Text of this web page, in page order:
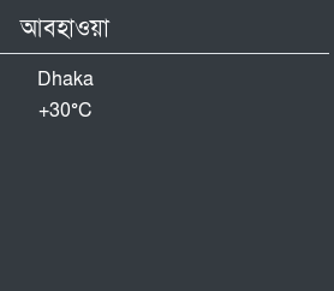
আবহাওয়া
Dhaka
+30°C